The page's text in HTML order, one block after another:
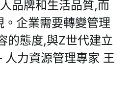
品牌和生活品質,而
。企業需要轉變管理
的態度,與Z世代建立
人力資源管理專家 王